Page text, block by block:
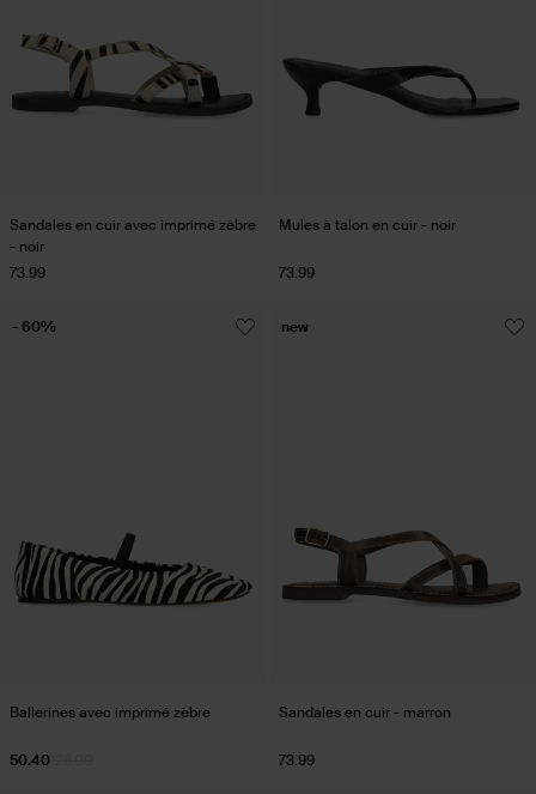
Sandales en cuir avec imprimé zèbre
- noir
73.99
Mules à talon en cuir - noir
73.99
Ballerines avec imprimé zèbre
50.40
- 60%
Sandales en cuir - marron
73.99
new